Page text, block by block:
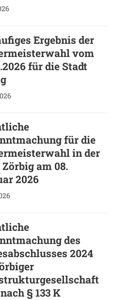
Ergebnis der
vom
für die Stadt
für die
in der
am 08.
2026
des
2024
§ 133 K